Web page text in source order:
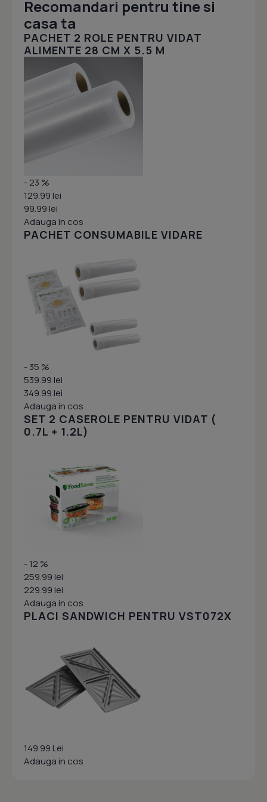
Recomandari pentru tine si
casa ta
PACHET 2 ROLE PENTRU VIDAT
ALIMENTE 28 CM X 5.5 M
- 23 %
129.99 lei
99.99 lei
Adauga in cos
PACHET CONSUMABILE VIDARE
- 35 %
539.99 lei
349.99 lei
Adauga in cos
SET 2 CASEROLE PENTRU VIDAT (
0.7L + 1.2L)
- 12 %
259.99 lei
229.99 lei
Adauga in cos
PLACI SANDWICH PENTRU VST072X
149.99 Lei
Adauga in cos